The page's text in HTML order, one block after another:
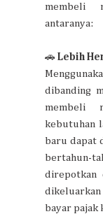
membeli
antaranya:
🚗 Lebih
dibanding
membeli
kebutuhan
baru dapat
bertahun-
direpotkan
bayar pajak